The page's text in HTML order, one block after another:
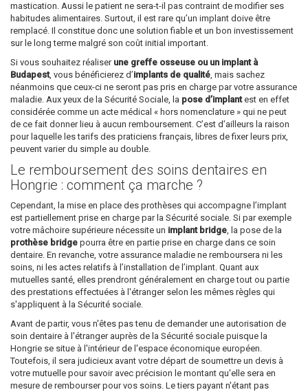
mastication. Aussi le patient ne sera-t-il pas contraint de modifier ses
habitudes alimentaires. Surtout, il est rare qu’un implant doive être
remplacé. Il constitue donc une solution fiable et un bon investissement
sur le long terme malgré son coût initial important.
Si vous souhaitez réaliser une greffe osseuse ou un implant à
Budapest, vous bénéficierez d’implants de qualité, mais sachez
néanmoins que ceux-ci ne seront pas pris en charge par votre assurance
maladie. Aux yeux de la Sécurité Sociale, la pose d’implantest en effet
considérée comme un acte médical « hors nomenclature » qui ne peut
de ce fait donner lieu à aucun remboursement. C’est d’ailleurs la raison
pour laquelle les tarifs des praticiens français, libres de fixer leurs prix,
peuvent varier du simple au double.
Le remboursement des soins dentaires en
Hongrie : comment ça marche ?
Cependant, la mise en place des prothèses qui accompagne l’implant
est partiellement prise en charge par la Sécurité sociale. Si par exemple
votre mâchoire supérieure nécessite un implant bridge, la pose de la
prothèse bridge pourra être en partie prise en charge dans ce soin
dentaire. En revanche, votre assurance maladie ne remboursera ni les
soins, ni les actes relatifs à l’installation de l’implant. Quant aux
mutuelles santé, elles prendront généralement en charge tout ou partie
des prestations effectuées à l'étranger selon les mêmes règles qui
s'appliquent à la Sécurité sociale.
Avant de partir, vous n'êtes pas tenu de demander une autorisation de
soin dentaire à l'étranger auprès de la Sécurité sociale puisque la
Hongrie se situe à l'intérieur de l'espace économique européen.
Toutefois, il sera judicieux avant votre départ de soumettre un devis à
votre mutuelle pour savoir avec précision le montant qu'elle sera en
mesure de rembourser pour vos soins. Le tiers payant n'étant pas